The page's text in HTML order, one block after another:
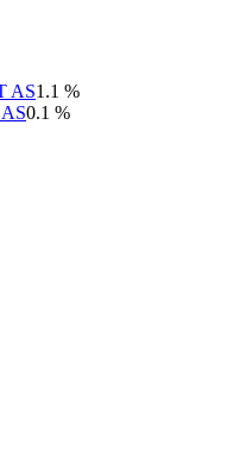
AS1.1 %
0.1 %